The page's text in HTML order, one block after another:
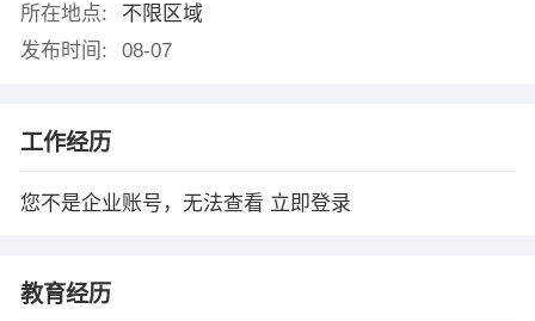
所在地点:
不限区域
发布时间:
08-07
工作经历
您不是企业账号，无法查看 立即登录
教育经历